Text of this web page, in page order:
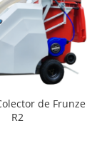
de Frunze
R2